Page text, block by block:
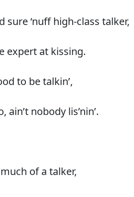
‘nuff high-class talker,
expert at kissing.
to be talkin’,
ain’t nobody lis’nin’.
of a talker,